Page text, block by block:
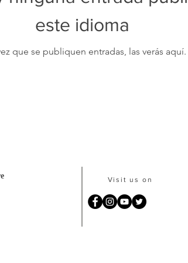
este idioma
que se publiquen entradas, las verás aquí.
Visit us on